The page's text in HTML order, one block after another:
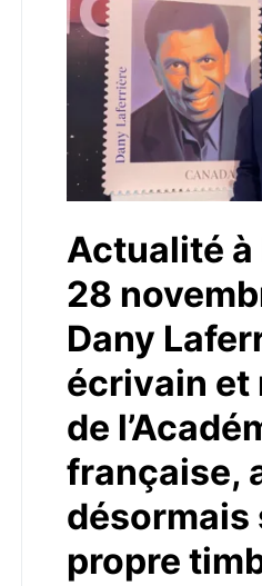
Actualité à
28
Dany
écrivain et
de
française,
désormais
propre